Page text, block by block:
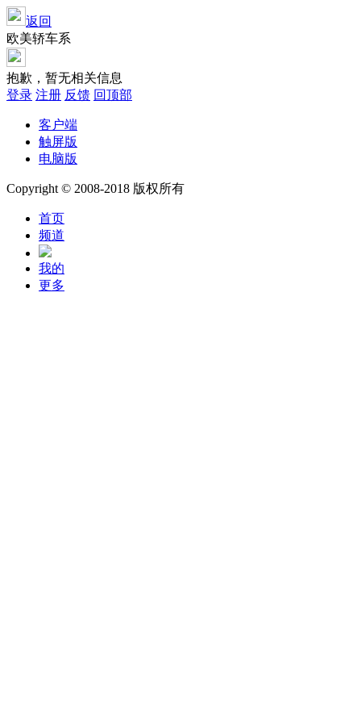
返回
欧美轿车系
抱歉，暂无相关信息
登录 注册 反馈 回顶部
客户端
触屏版
电脑版
Copyright © 2008-2018 版权所有
首页
频道
我的
更多